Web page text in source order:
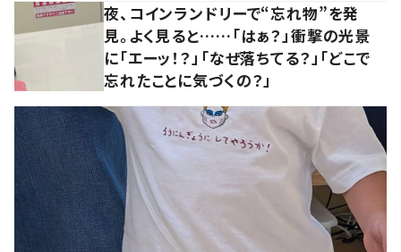
夜、コインランドリーで“忘れ物”を発
見。よく見ると……「はぁ？」衝撃の光景
に「エーッ！？」「なぜ落ちてる？」「どこで
忘れたことに気づくの？」